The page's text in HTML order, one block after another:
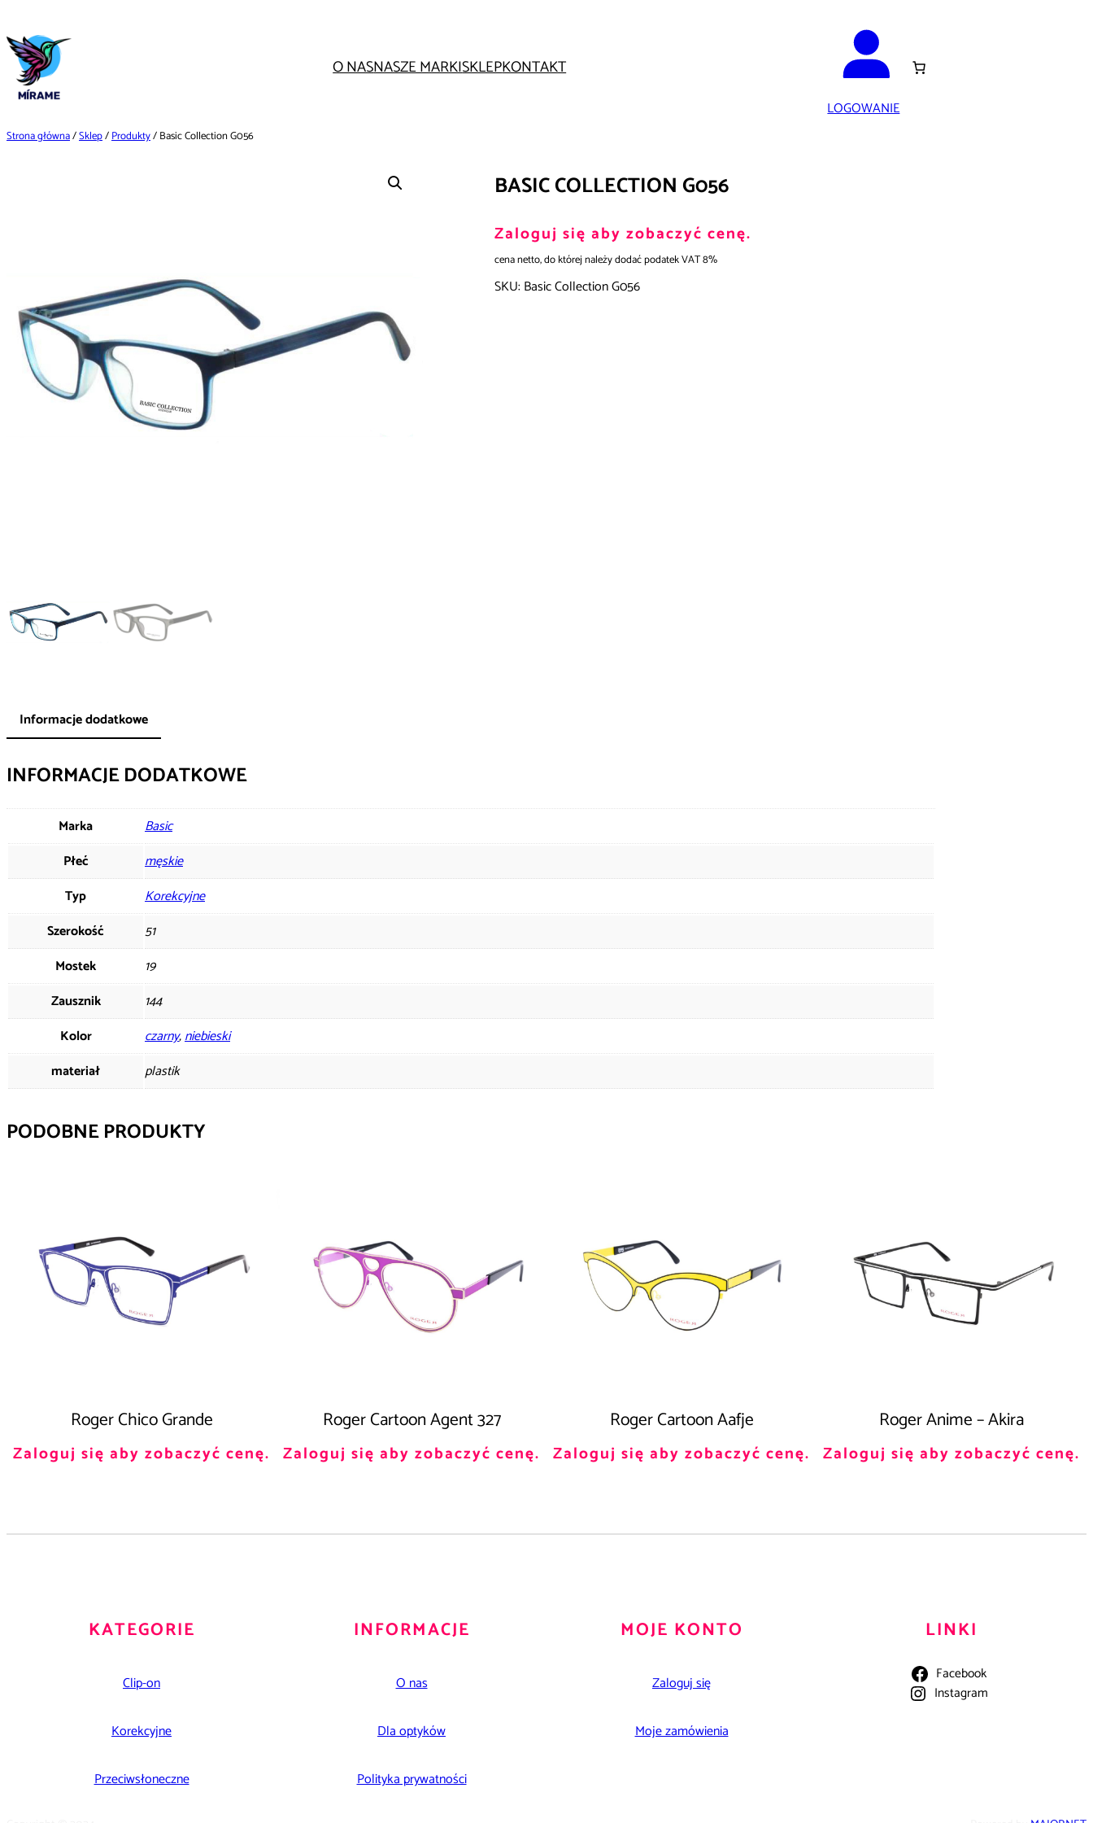
do
treści
O NASNASZE MARKISKLEPKONTAKT
LOGOWANIE
Strona główna/Sklep/Produkty/ Basic Collection G056
BASIC COLLECTION G056
Zaloguj się aby zobaczyć cenę.
cena netto, do której należy dodać podatek VAT 8%
SKU: Basic Collection G056
Informacje dodatkowe
INFORMACJE DODATKOWE
Marka
Basic
Płeć
męskie
Typ
Korekcyjne
Szerokość
51
Mostek
19
Zausznik
144
Kolor
czarny,niebieski
materiał
plastik
PODOBNE PRODUKTY
Roger Chico Grande
Zaloguj się aby zobaczyć cenę.
Roger Cartoon Agent 327
Zaloguj się aby zobaczyć cenę.
Roger Cartoon Aafje
Zaloguj się aby zobaczyć cenę.
Roger Anime – Akira
Zaloguj się aby zobaczyć cenę.
KATEGORIE
Clip-on
Korekcyjne
Przeciwsłoneczne
INFORMACJE
O nas
Dla optyków
Polityka prywatności
MOJE KONTO
Zaloguj się
Moje zamówienia
LINKI
Facebook
Instagram